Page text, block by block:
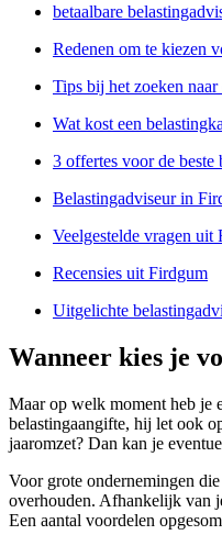
betaalbare
Redenen om te kiezen
Tips bij het zoeken
Wat kost een
3 offertes voor de
Belastingadviseur in
Veelgestelde vragen uit
Recensies uit Firdgum
Uitgelichte
Wanneer kies je
Maar op welk moment heb je
belastingaangifte, hij let ook
jaaromzet? Dan kan je
Voor grote ondernemingen
overhouden. Afhankelijk van
Een aantal voordelen